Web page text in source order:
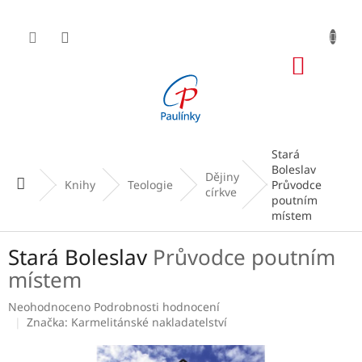
obsah
Domů Knihy Teologie
Dějiny
církve
Stará
Boleslav
Průvodce
poutním
místem
Stará Boleslav Průvodce poutním
místem
Průměrné
hodnocení
Neohodnoceno Podrobnosti hodnocení
Značka: Karmelitánské nakladatelství